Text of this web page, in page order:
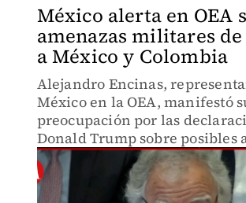
México alerta en OEA
amenazas militares
a México y Colombia
Alejandro Encinas,
México en la OEA, manifestó
preocupación por las
Donald Trump sobre posibles
militares en México y
advirtió que la intervención
solo causa daño a las